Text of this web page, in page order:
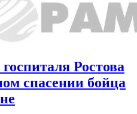
Ростова
спасении бойца